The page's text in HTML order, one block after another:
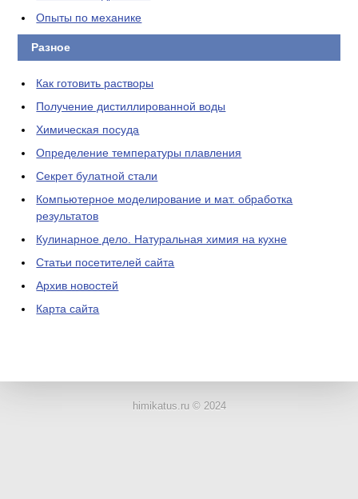
Опыты по механике
Разное
Как готовить растворы
Получение дистиллированной воды
Химическая посуда
Определение температуры плавления
Секрет булатной стали
Компьютерное моделирование и мат. обработка
результатов
Кулинарное дело. Натуральная химия на кухне
Статьи посетителей сайта
Архив новостей
Карта сайта
himikatus.ru © 2024